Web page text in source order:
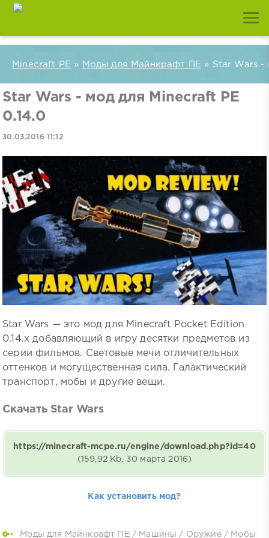
Minecraft PE » Моды для Майнкрафт ПЕ » Star Wars -
Star Wars - мод для Minecraft PE
0.14.0
30.03.2016 11:12
Star Wars — это мод для Minecraft Pocket Edition
0.14.x добавляющий в игру десятки предметов из
серии фильмов. Световые мечи отличительных
оттенков и могущественная сила. Галактический
транспорт, мобы и другие вещи.
Скачать Star Wars
https://minecraft-mcpe.ru/engine/download.php?id=40
(159,92 Kb, 30 марта 2016)
Как установить мод?
Моды для Майнкрафт ПЕ / Машины / Оружие/ Мобы